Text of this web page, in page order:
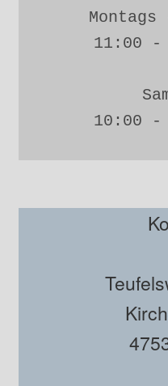
11:00 -
10:00 -